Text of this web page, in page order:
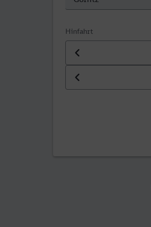
Hinfahrt
Datum der Hinfahrt
Uhrzeit der Hinfahrt